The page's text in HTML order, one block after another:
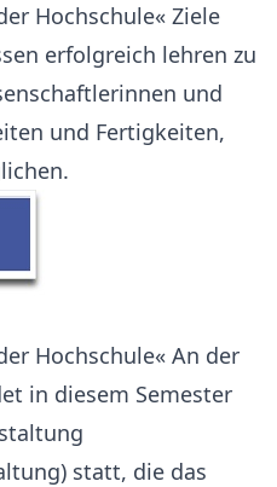
Hochschule« Ziele
erfolgreich lehren zu
und
und Fertigkeiten,
Hochschule« An der
in diesem Semester
statt, die das